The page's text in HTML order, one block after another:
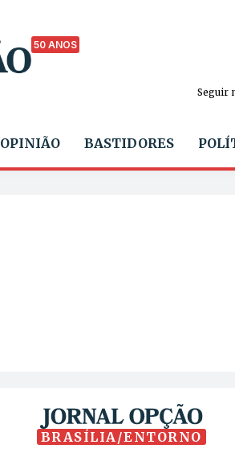
50 ANOS
Seguir
OPINIÃO BASTIDORES
BRASÍLIA/ENTORNO